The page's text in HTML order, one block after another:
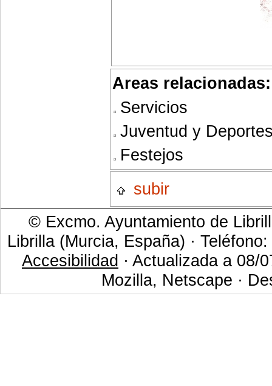
Areas relacionadas:
Servicios
Juventud y
Festejos
subir
© Excmo. Ayuntamiento de
Librilla (Murcia, España) ·
Accesibilidad · Actualizada a 08/
Mozilla, Netscape ·